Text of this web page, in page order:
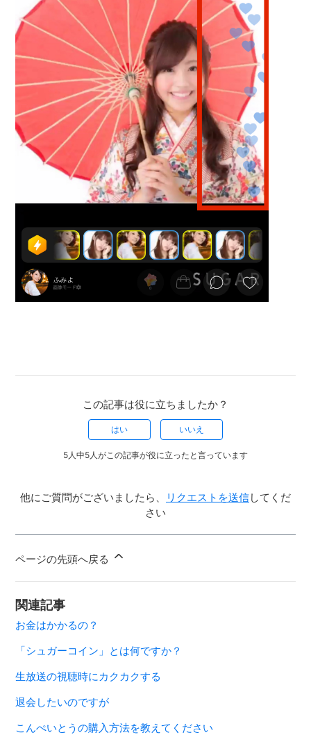
この記事は役に立ちましたか？
はい いいえ
5人中5人がこの記事が役に立ったと言っています
他にご質問がございましたら、 リクエストを送信してくだ
さい
ページの先頭へ戻る
関連記事
お金はかかるの？
「シュガーコイン」とは何ですか？
生放送の視聴時にカクカクする
退会したいのですが
こんぺいとうの購入方法を教えてください